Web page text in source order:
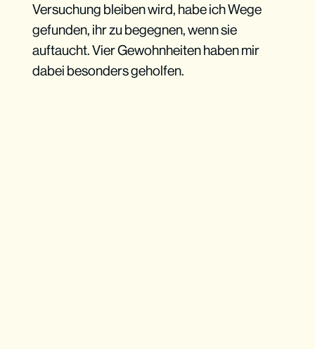
Versuchung bleiben wird, habe ich Wege
gefunden, ihr zu begegnen, wenn sie
auftaucht. Vier Gewohnheiten haben mir
dabei besonders geholfen.